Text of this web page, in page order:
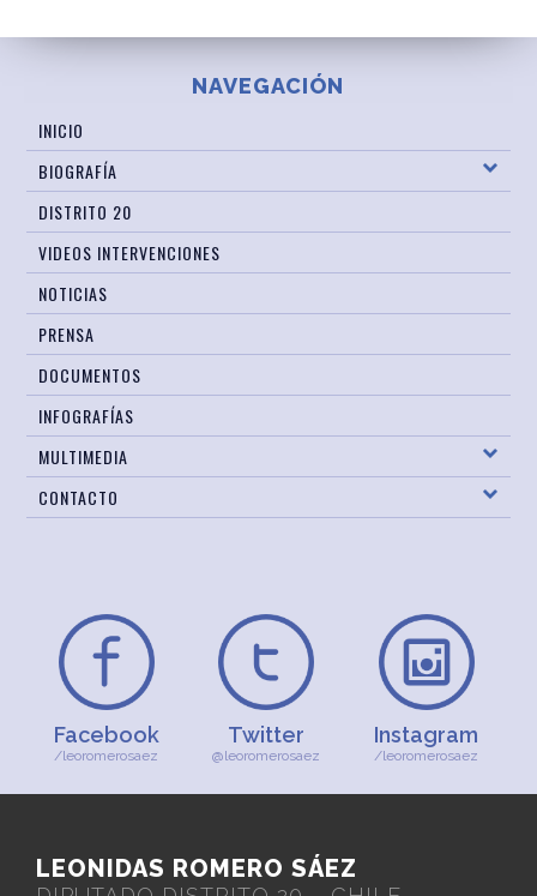
NAVEGACIÓN
INICIO
BIOGRAFÍA
DISTRITO 20
VIDEOS INTERVENCIONES
NOTICIAS
PRENSA
DOCUMENTOS
INFOGRAFÍAS
MULTIMEDIA
CONTACTO
Facebook
/leoromerosaez
Twitter
@leoromerosaez
Instagram
/leoromerosaez
LEONIDAS ROMERO SÁEZ